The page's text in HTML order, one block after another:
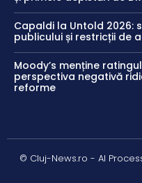
Capaldi la Untold 2026:
publicului și restricții de
Moody’s menține
perspectiva negativă
reforme
© Cluj-News.ro - AI